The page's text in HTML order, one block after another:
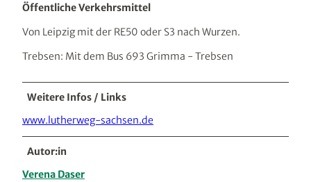
Öffentliche Verkehrsmittel
Von Leipzig mit der RE50 oder S3 nach Wurzen.
Trebsen: Mit dem Bus 693 Grimma - Trebsen
Weitere Infos / Links
www.lutherweg-sachsen.de
Autor:in
Verena Daser